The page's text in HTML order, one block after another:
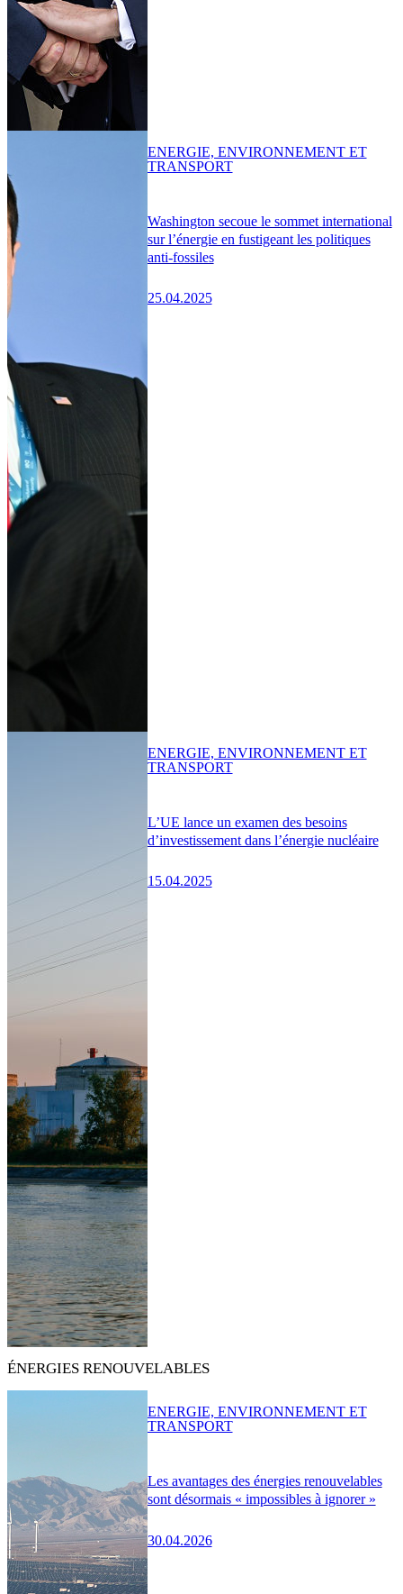
Washington secoue le sommet international
sur l’énergie en fustigeant les politiques
anti-fossiles
25.04.2025
ENERGIE, ENVIRONNEMENT ET
TRANSPORT
L’UE lance un examen des besoins
d’investissement dans l’énergie nucléaire
15.04.2025
ENERGIE, ENVIRONNEMENT ET
TRANSPORT
ÉNERGIES RENOUVELABLES
Les avantages des énergies renouvelables
sont désormais « impossibles à ignorer »
30.04.2026
ENERGIE, ENVIRONNEMENT ET
TRANSPORT